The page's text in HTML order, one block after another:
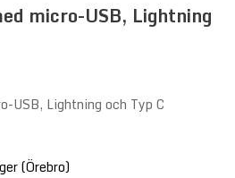
micro-USB, Lightning
USB, Lightning och Typ C
(Örebro)